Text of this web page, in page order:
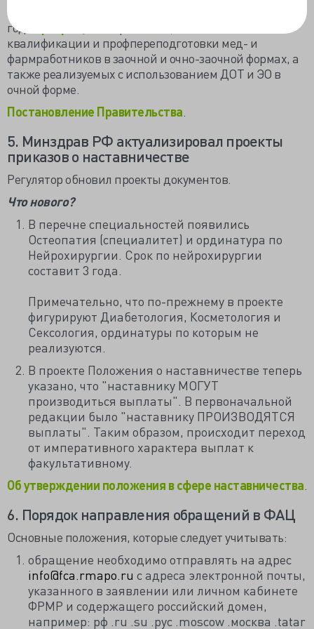
Напоминаем, что уже с 1 марта 2026
года
квалификации и профпереподготовки мед- и
фармработников в заочной и очно-заочной формах, а
также реализуемых с использованием ДОТ и ЭО в
очной форме.
Постановление Правительства
5. Минздрав РФ актуализировал проекты
приказов о наставничестве
Регулятор обновил проекты документов.
Что нового?
В перечне специальностей появились
Остеопатия (специалитет) и ординатура по
Нейрохирургии. Срок по нейрохирургии
составит 3 года.
Примечательно, что по-прежнему в проекте
фигурируют Диабетология, Косметология и
Сексология, ординатуры по которым не
реализуются.
В проекте Положения о наставничестве теперь
указано, что "наставнику МОГУТ
производиться выплаты". В первоначальной
редакции было "наставнику ПРОИЗВОДЯТСЯ
выплаты". Таким образом, происходит переход
от императивного характера выплат к
факультативному.
Об утверждении положения в сфере наставничества
6. Порядок направления обращений в ФАЦ
Основные положения, которые следует учитывать:
обращение необходимо отправлять на адрес
info@fca.rmapo.ru с адреса электронной почты,
указанного в заявлении или личном кабинете
ФРМР и содержащего российский домен,
например: рф .ru .su .рус .moscow .москва .tatar